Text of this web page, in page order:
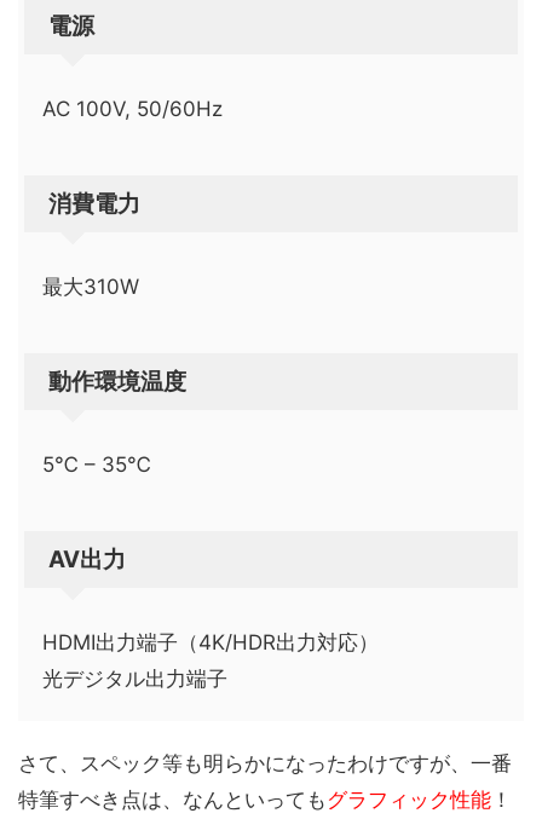
電源
AC 100V, 50/60Hz
消費電力
最大310W
動作環境温度
5℃ – 35℃
AV出力
HDMI出力端子（4K/HDR出力対応）
光デジタル出力端子
さて、スペック等も明らかになったわけですが、一番
特筆すべき点は、なんといっても グラフィック性能 ！